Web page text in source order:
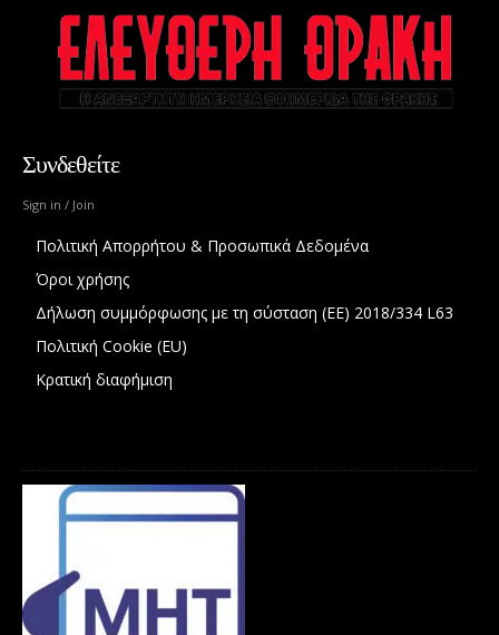
Συνδεθείτε
Sign in / Join
Πολιτική Απορρήτου & Προσωπικά Δεδομένα
Όροι χρήσης
Δήλωση συμμόρφωσης με τη σύσταση (ΕΕ) 2018/334 L63
Πολιτική Cookie (EU)
Κρατική διαφήμιση